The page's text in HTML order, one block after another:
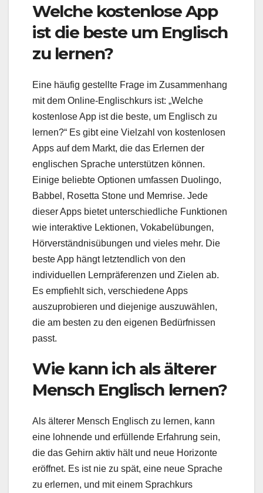
Welche kostenlose App
ist die beste um Englisch
zu lernen?
Eine häufig gestellte Frage im Zusammenhang
mit dem Online-Englischkurs ist: „Welche
kostenlose App ist die beste, um Englisch zu
lernen?“ Es gibt eine Vielzahl von kostenlosen
Apps auf dem Markt, die das Erlernen der
englischen Sprache unterstützen können.
Einige beliebte Optionen umfassen Duolingo,
Babbel, Rosetta Stone und Memrise. Jede
dieser Apps bietet unterschiedliche Funktionen
wie interaktive Lektionen, Vokabelübungen,
Hörverständnisübungen und vieles mehr. Die
beste App hängt letztendlich von den
individuellen Lernpräferenzen und Zielen ab.
Es empfiehlt sich, verschiedene Apps
auszuprobieren und diejenige auszuwählen,
die am besten zu den eigenen Bedürfnissen
passt.
Wie kann ich als älterer
Mensch Englisch lernen?
Als älterer Mensch Englisch zu lernen, kann
eine lohnende und erfüllende Erfahrung sein,
die das Gehirn aktiv hält und neue Horizonte
eröffnet. Es ist nie zu spät, eine neue Sprache
zu erlernen, und mit einem Sprachkurs